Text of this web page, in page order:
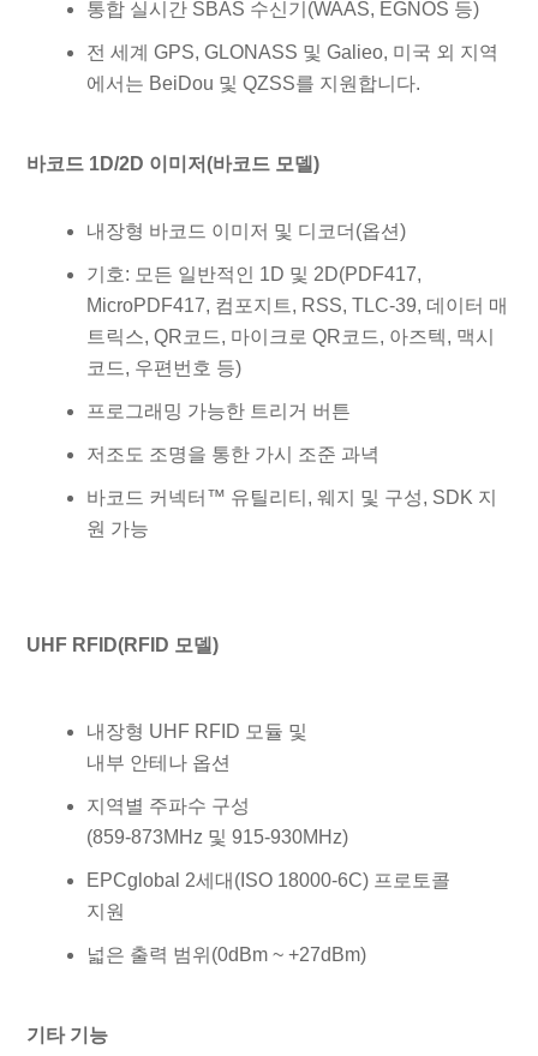
통합 실시간 SBAS 수신기(WAAS, EGNOS 등)
전 세계 GPS, GLONASS 및 Galieo, 미국 외 지역
에서는 BeiDou 및 QZSS를 지원합니다.
바코드 1D/2D 이미저(바코드 모델)
내장형 바코드 이미저 및 디코더(옵션)
기호: 모든 일반적인 1D 및 2D(PDF417,
MicroPDF417, 컴포지트, RSS, TLC-39, 데이터 매
트릭스, QR코드, 마이크로 QR코드, 아즈텍, 맥시
코드, 우편번호 등)
프로그래밍 가능한 트리거 버튼
저조도 조명을 통한 가시 조준 과녁
바코드 커넥터™ 유틸리티, 웨지 및 구성, SDK 지
원 가능
UHF RFID(RFID 모델)
내장형 UHF RFID 모듈 및
내부 안테나 옵션
지역별 주파수 구성
(859-873MHz 및 915-930MHz)
EPCglobal 2세대(ISO 18000-6C) 프로토콜
지원
넓은 출력 범위(0dBm ~ +27dBm)
기타 기능